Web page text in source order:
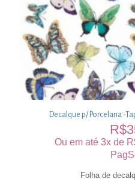
Decalque p/ Porcelana -
R$
Ou em até 3x de
Folha de